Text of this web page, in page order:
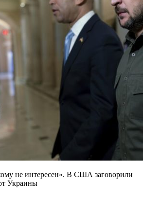
не интересен». В США заговорили
Украины